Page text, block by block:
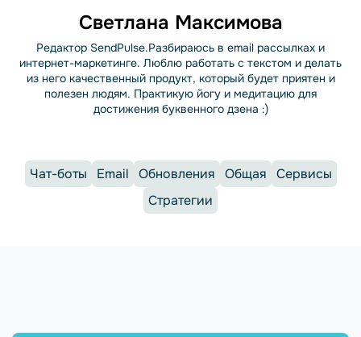
Светлана Максимова
Редактор SendPulse.Разбираюсь в email рассылках и
интернет-маркетинге. Люблю работать с текстом и делать
из него качественный продукт, который будет приятен и
полезен людям. Практикую йогу и медитацию для
достижения буквенного дзена :)
Чат-боты Email Обновления Общая
Сервисы
Стратегии